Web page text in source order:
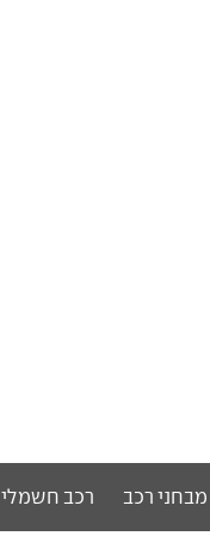
מבחני רכב רכב חשמלי